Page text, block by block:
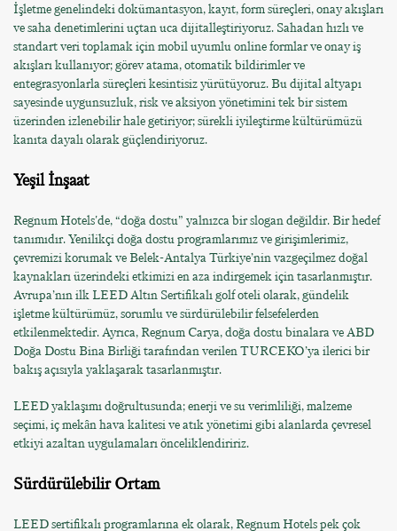
İşletme genelindeki dokümantasyon, kayıt, form süreçleri, onay akışları
ve saha denetimlerini uçtan uca dijitalleştiriyoruz. Sahadan hızlı ve
standart veri toplamak için mobil uyumlu online formlar ve onay iş
akışları kullanıyor; görev atama, otomatik bildirimler ve
entegrasyonlarla süreçleri kesintisiz yürütüyoruz. Bu dijital altyapı
sayesinde uygunsuzluk, risk ve aksiyon yönetimini tek bir sistem
üzerinden izlenebilir hale getiriyor; sürekli iyileştirme kültürümüzü
kanıta dayalı olarak güçlendiriyoruz.
Yeşil İnşaat
Regnum Hotels'de, “doğa dostu” yalnızca bir slogan değildir. Bir hedef
tanımıdır. Yenilikçi doğa dostu programlarımız ve girişimlerimiz,
çevremizi korumak ve Belek-Antalya Türkiye’nin vazgeçilmez doğal
kaynakları üzerindeki etkimizi en aza indirgemek için tasarlanmıştır.
Avrupa’nın ilk LEED Altın Sertifikalı golf oteli olarak, gündelik
işletme kültürümüz, sorumlu ve sürdürülebilir felsefelerden
etkilenmektedir. Ayrıca, Regnum Carya, doğa dostu binalara ve ABD
Doğa Dostu Bina Birliği tarafından verilen TURCEKO’ya ilerici bir
bakış açısıyla yaklaşarak tasarlanmıştır.
LEED yaklaşımı doğrultusunda; enerji ve su verimliliği, malzeme
seçimi, iç mekân hava kalitesi ve atık yönetimi gibi alanlarda çevresel
etkiyi azaltan uygulamaları önceliklendiririz.
Sürdürülebilir Ortam
LEED sertifikalı programlarına ek olarak, Regnum Hotels pek çok